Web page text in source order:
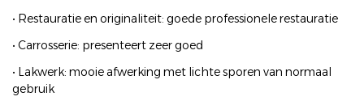
• Restauratie en originaliteit: goede professionele restauratie
• Carrosserie: presenteert zeer goed
• Lakwerk: mooie afwerking met lichte sporen van normaal
gebruik